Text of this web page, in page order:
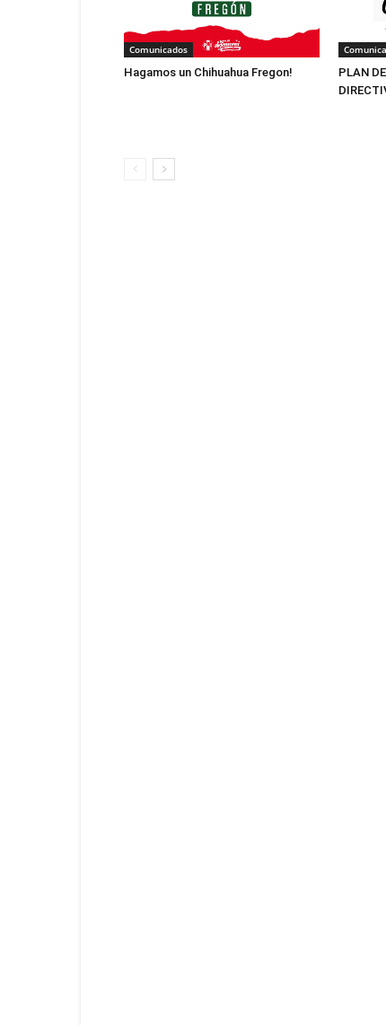
Comunicados
Hagamos un Chihuahua Fregon!
PLAN